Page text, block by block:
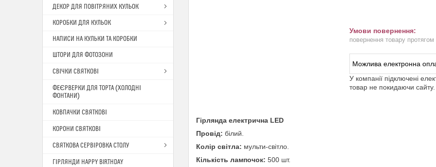
повернення товару
У компанії підключені
товар не покидаючи сайту.
Гірлянда електрична LED
Провід: білий.
Колір світла: мульти-світло.
Кількість лампочок: 500 шт.
ДЕКОР ДЛЯ ПОВІТРЯНИХ КУЛЬОК
КОРОБКИ ДЛЯ КУЛЬОК
НАПИСИ НА КУЛЬКИ ТА КОРОБКИ
ШТОРИ ДЛЯ ФОТОЗОНИ
СВІЧКИ СВЯТКОВІ
ФЕЄРВЕРКИ ДЛЯ ТОРТА (ХОЛОДНІ
ФОНТАНИ)
КОВПАЧКИ СВЯТКОВІ
КОРОНИ СВЯТКОВІ
СВЯТКОВА СЕРВІРОВКА СТОЛУ
ГІРЛЯНДИ HAPPY BIRTHDAY